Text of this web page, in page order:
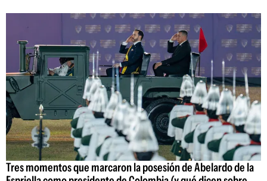
Tres momentos que marcaron la posesión de Abelardo de la